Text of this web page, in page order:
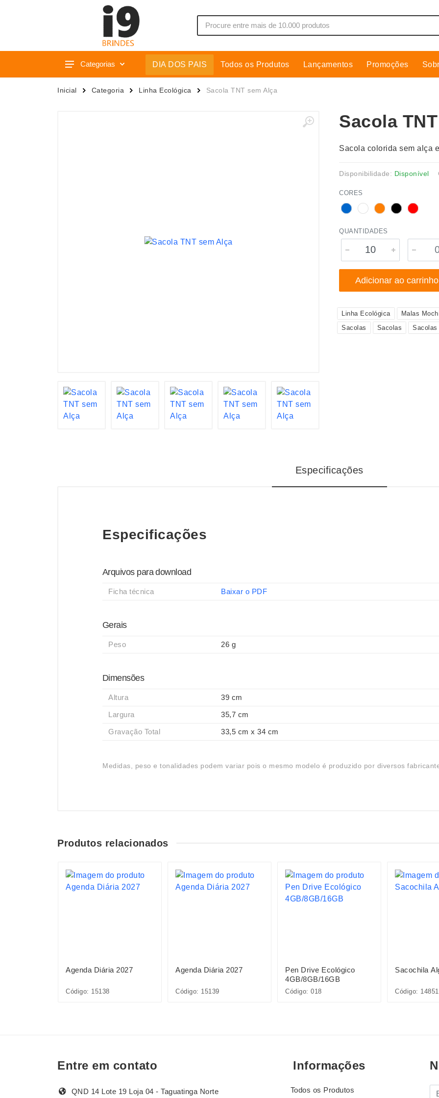
Categorias
Acessórios p/ Celular
Caixas de Som
Cooler
Cozinha
Escritório
Espelhos
DIA DOS PAIS Todos os Produtos Lançamentos Promoções
Inicial Categoria Linha Ecológica Sacola TNT sem Alça
Sacola
Sacola colorida sem alça
Disponibilidade: Disponível
CORES
QUANTIDADES
Adicionar ao carrinho
Linha Ecológica
Malas
Sacolas
Sacolas
Especificações
Especificações
Arquivos para download
Ficha técnica Baixar o PDF
Gerais
Peso 26 g
Dimensões
Altura 39 cm
Largura 35,7 cm
Gravação Total 33,5 cm x 34 cm
Medidas, peso e tonalidades podem variar pois o mesmo modelo é produzido por diversos
Produtos relacionados
Agenda Diária 2027
Código: 15138
Agenda Diária 2027
Código: 15139
Pen Drive Ecológico
4GB/8GB/16GB
Código: 018
Sacochila
Código: 14851
Entre em contato
QND 14 Lote 19 Loja 04 - Taguatinga Norte
Informações
Todos os Produtos